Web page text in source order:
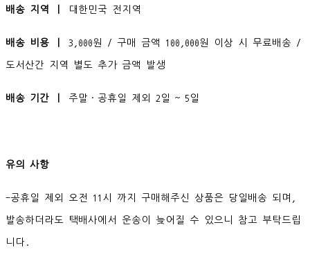
배송 지역 ㅣ 대한민국 전지역
배송 비용 ㅣ 3,000원 / 구매 금액 100,000원 이상 시 무료배송 /
도서산간 지역 별도 추가 금액 발생
배송 기간 ㅣ 주말·공휴일 제외 2일 ~ 5일
유의 사항
-공휴일 제외 오전 11시 까지 구매해주신 상품은 당일배송 되며,
발송하더라도 택배사에서 운송이 늦어질 수 있으니 참고 부탁드립
니다.